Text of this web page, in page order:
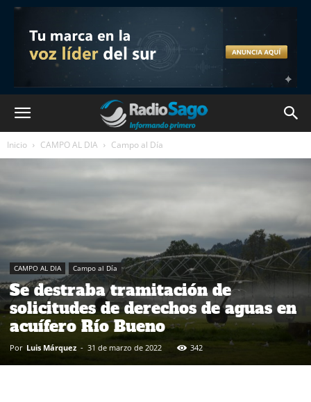
Inicio CAMPO AL DIA Campo al Día
CAMPO AL DIA Campo al Día
Se destraba tramitación de
solicitudes de derechos de aguas en
acuífero Río Bueno
Por Luis Márquez - 31 de marzo de 2022 342